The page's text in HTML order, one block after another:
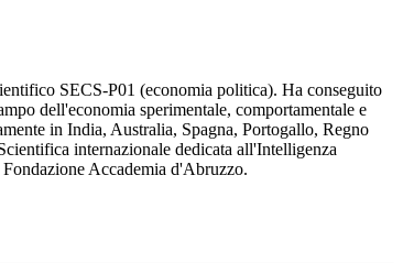
SECS-P01 (economia politica). Ha conseguito
dell'economia sperimentale, comportamentale e
in India, Australia, Spagna, Portogallo, Regno
internazionale dedicata all'Intelligenza
Accademia d'Abruzzo.